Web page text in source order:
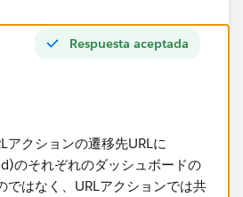
current/api/embedding_api
リンクを利用して各ダッシュボ
のタブで開きたいと考えています
ません。
かご教示頂きたく思います。
Respuesta aceptada
アクションの遷移先URLに
のそれぞれのダッシュボードの
ではなく、URLアクションでは共